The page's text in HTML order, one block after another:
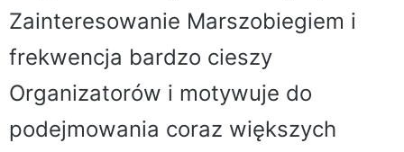
Zainteresowanie Marszobiegiem i
frekwencja bardzo cieszy
Organizatorów i motywuje do
podejmowania coraz większych